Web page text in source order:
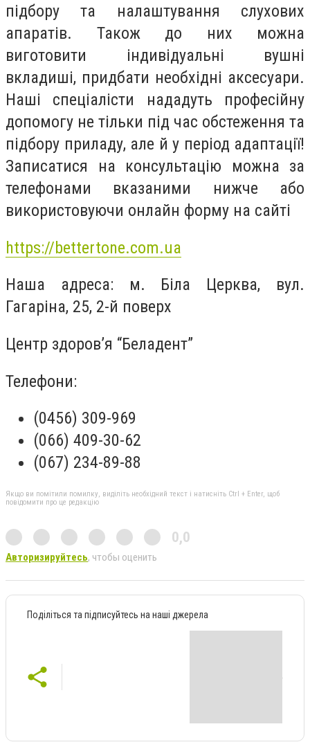
підбору та налаштування слухових
апаратів. Також до них можна
виготовити індивідуальні вушні
вкладиші, придбати необхідні аксесуари.
Наші спеціалісти нададуть професійну
допомогу не тільки під час обстеження та
підбору приладу, але й у період адаптації!
Записатися на консультацію можна за
телефонами вказаними нижче або
використовуючи онлайн форму на сайті
https://bettertone.com.ua
Наша адреса: м. Біла Церква, вул.
Гагаріна, 25, 2-й поверх
Центр здоров’я “Беладент”
Телефони:
(0456) 309-969
(066) 409-30-62
(067) 234-89-88
Якщо ви помітили помилку, виділіть необхідний текст і натисніть Ctrl + Enter, щоб
повідомити про це редакцію
0,0
Авторизируйтесь, чтобы оценить
Поділіться та підписуйтесь на наші джерела